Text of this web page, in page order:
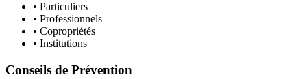
• Particuliers
• Professionnels
• Copropriétés
• Institutions
Conseils de Prévention